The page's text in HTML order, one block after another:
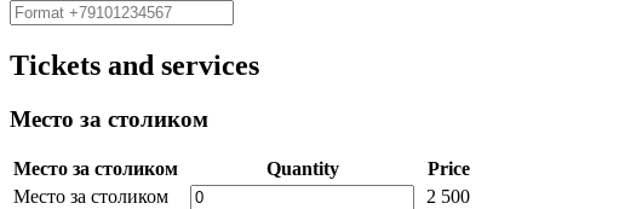
Tickets and services
Место за столиком
Место за столиком Quantity
Price
Место за столиком
2 500